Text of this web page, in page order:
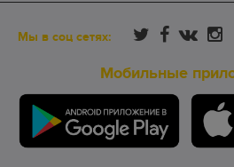
Мы в соц сетях:
Мобильные